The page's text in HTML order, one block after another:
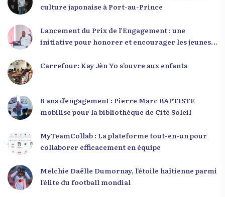
culture japonaise à Port-au-Prince
Lancement du Prix de l’Engagement : une
initiative pour honorer et encourager les jeunes
Carrefour: Kay Jèn Yo s’ouvre aux enfants
8 ans d’engagement : Pierre Marc BAPTISTE
mobilise pour la bibliothèque de Cité Soleil
MyTeamCollab : La plateforme tout-en-un pour
collaborer efficacement en équipe
Melchie Daëlle Dumornay, l’étoile haïtienne parmi
l’élite du football mondial